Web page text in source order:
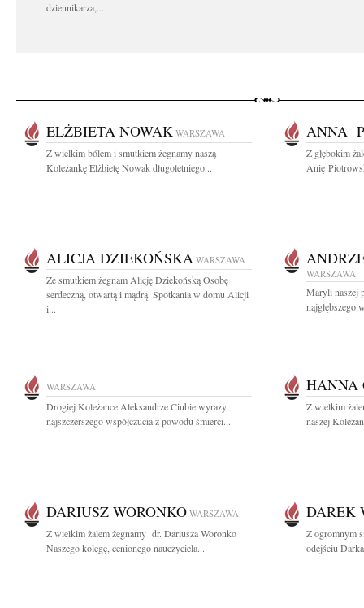
dziennikarza,...
ELŻBIETA NOWAK WARSZAWA
Z wielkim bólem i smutkiem żegnamy naszą
Koleżankę Elżbietę Nowak długoletniego...
ANNA
Z głębokim
Anię
ALICJA DZIEKOŃSKA WARSZAWA
Ze smutkiem żegnam Alicję Dziekońską Osobę
serdeczną, otwartą i mądrą. Spotkania w domu Alicji
i...
WARSZAWA
Maryli naszej
najgłębszego
WARSZAWA
Drogiej Koleżance Aleksandrze Ciubie wyrazy
najszczerszego współczucia z powodu śmierci...
HANNA
Z wielkim
naszej
DARIUSZ WORONKO WARSZAWA
Z wielkim żalem żegnamy dr. Dariusza Woronko
Naszego kolegę, cenionego nauczyciela...
DAREK
Z ogromnym
odejściu